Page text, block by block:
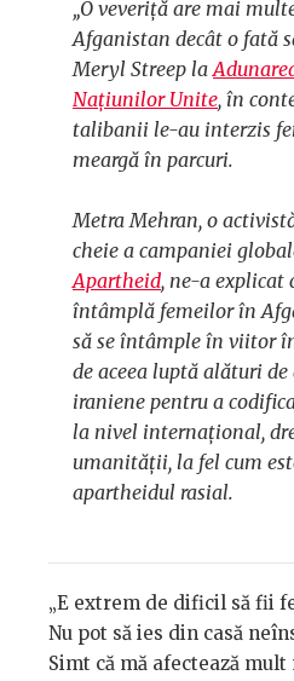
„O veveriță are mai
Afganistan decât o fată
Meryl Streep la
Națiunilor Unite, în
talibanii le-au interzis
meargă în parcuri.
Metra Mehran, o
cheie a campaniei
Apartheid, ne-a explicat
întâmplă femeilor în
să se întâmple în viitor
de aceea luptă alături
iraniene pentru a
la nivel internațional,
umanității, la fel cum
apartheidul rasial.
„E extrem de dificil să fii
Nu pot să ies din casă
Simt că mă afectează